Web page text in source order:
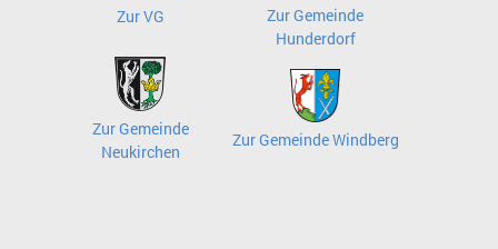
Zur VG
Zur Gemeinde
Hunderdorf
Zur Gemeinde
Neukirchen
Zur Gemeinde Windberg